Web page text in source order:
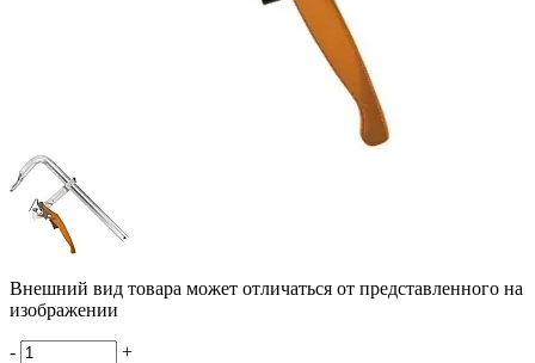
Внешний вид товара может отличаться от представленного на
изображении
- +